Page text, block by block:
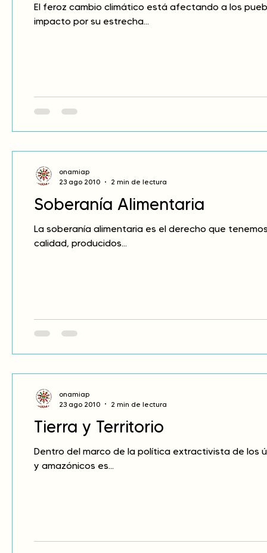
El feroz cambio climático está afectando a los
impacto por su estrecha...
Soberanía Alimentaria
La soberanía alimentaria es el derecho que
calidad, producidos...
onamiap
23 ago 2010
2 min de lectura
Tierra y Territorio
Dentro del marco de la política extractivista de los
y amazónicos es...
onamiap
23 ago 2010
2 min de lectura